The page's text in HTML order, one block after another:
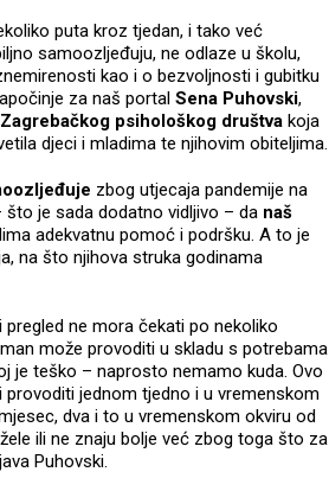
puta kroz tjedan, i tako već
samoozljeđuju, ne odlaze u školu,
kao i o bezvoljnosti i gubitku
za naš portal Sena Puhovski,
Zagrebačkog psihološkog društva koja
djeci i mladima te njihovim obiteljima.
zbog utjecaja pandemije na
je sada dodatno vidljivo – da naš
adekvatnu pomoć i podršku. A to je
na što njihova struka godinama
ne mora čekati po nekoliko
može provoditi u skladu s potrebama
je teško – naprosto nemamo kuda. Ovo
jednom tjedno i u vremenskom
dva i to u vremenskom okviru od
ili ne znaju bolje već zbog toga što za
Puhovski.